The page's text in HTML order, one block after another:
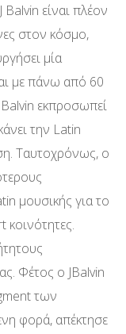
είναι πλέον
στον κόσμο,
μία
με πάνω από 60
εκπροσωπεί
την Latin
Ταυτοχρόνως, ο
μουσικής για το
κοινότητες.
Φέτος ο JBalvin
των
φορά, απέκτησε